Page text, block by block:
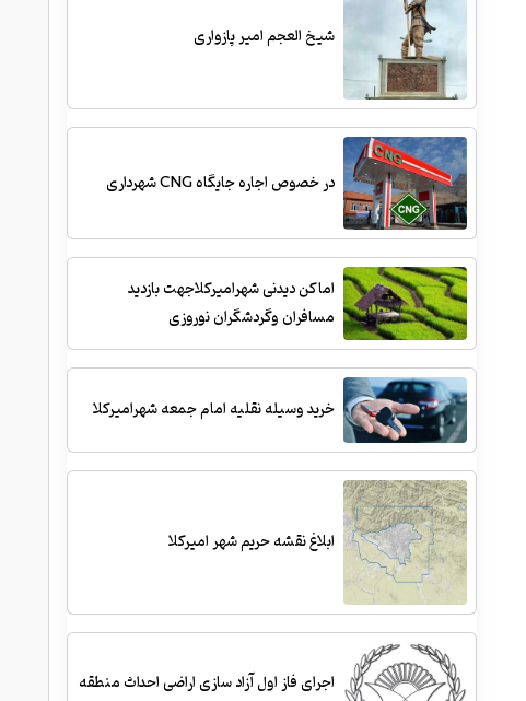
شیخ العجم امیر پازواری
در خصوص اجاره جایگاه CNG شهرداری
اماکن دیدنی شهرامیرکلاجهت بازدید
مسافران وگردشگران نوروزی
خرید وسیله نقلیه امام جمعه شهرامیرکلا
ابلاغ نقشه حریم شهر امیرکلا
اجرای فاز اول آزاد سازی اراضی احداث منطقه